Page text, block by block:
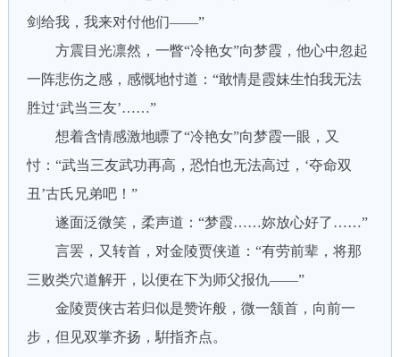
剑给我，我来对付他们——”
方震目光凛然，一瞥“冷艳女”向梦霞，他心中忽起
一阵悲伤之感，感慨地忖道：“敢情是霞妹生怕我无法
胜过‘武当三友’……”
想着含情感激地瞟了“冷艳女”向梦霞一眼，又
忖：“武当三友武功再高，恐怕也无法高过，‘夺命双
丑’古氏兄弟吧！”
遂面泛微笑，柔声道：“梦霞……妳放心好了……”
言罢，又转首，对金陵贾侠道：“有劳前辈，将那
三败类穴道解开，以便在下为师父报仇——”
金陵贾侠古若归似是赞许般，微一颔首，向前一
步，但见双掌齐扬，騈指齐点。